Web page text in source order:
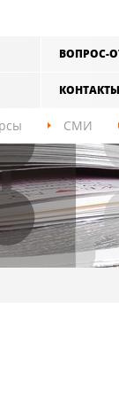
ВОПРОС-
КОНТАКТЫ
СМИ
спорта
и